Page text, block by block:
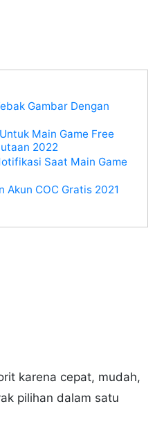
Gambar Dengan
Main Game Free
2022
Saat Main Game
Akun COC Gratis 2021
karena cepat, mudah,
pilihan dalam satu